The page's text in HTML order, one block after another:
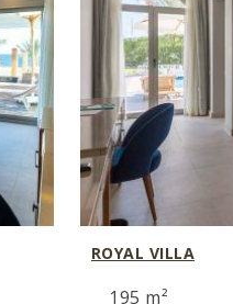
ROYAL VILLA
195 m²